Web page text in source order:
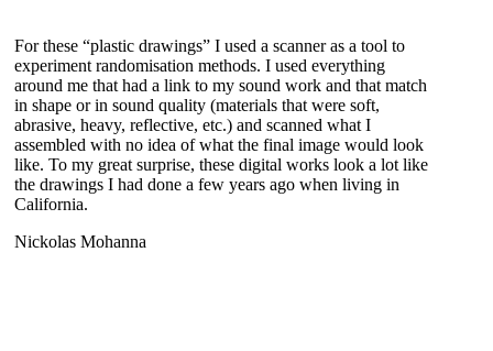
For these “plastic drawings” I used a scanner as a tool to
experiment randomisation methods. I used everything
around me that had a link to my sound work and that match
in shape or in sound quality (materials that were soft,
abrasive, heavy, reflective, etc.) and scanned what I
assembled with no idea of what the final image would look
like. To my great surprise, these digital works look a lot like
the drawings I had done a few years ago when living in
California.
Nickolas Mohanna